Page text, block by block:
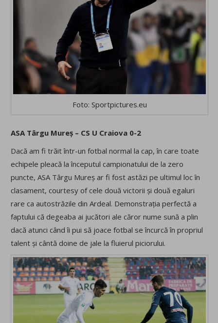
Foto: Sportpictures.eu
ASA Târgu Mureș – CS U Craiova 0-2
Dacă am fi trăit într-un fotbal normal la cap, în care toate
echipele pleacă la începutul campionatului de la zero
puncte, ASA Târgu Mureș ar fi fost astăzi pe ultimul loc în
clasament, courtesy of cele două victorii și două egaluri
rare ca autostrăzile din Ardeal. Demonstrația perfectă a
faptului că degeaba ai jucători ale căror nume sună a plin
dacă atunci când îi pui să joace fotbal se încurcă în propriul
talent și cântă doine de jale la fluierul piciorului.